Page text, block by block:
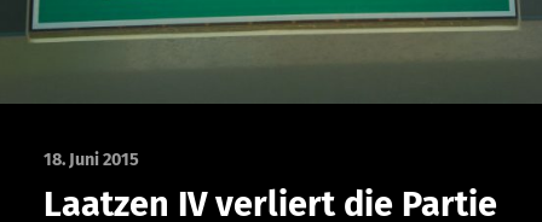
18. Juni 2015
Laatzen IV verliert die Partie